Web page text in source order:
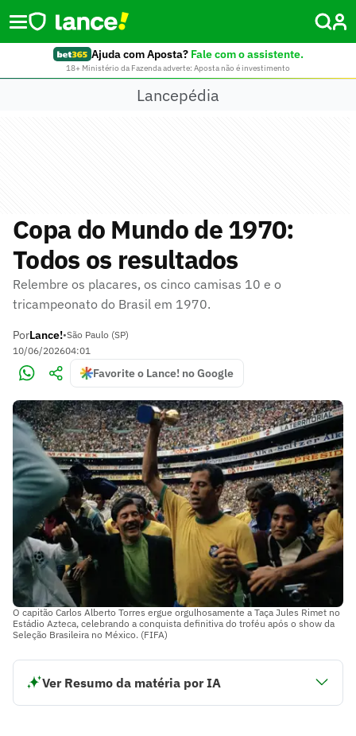
Ajuda com Aposta? Fale com o assistente.
18+ Ministério da Fazenda adverte: Aposta não é investimento
Lancepédia
Copa do Mundo de 1970:
Todos os resultados
Relembre os placares, os cinco camisas 10 e o
tricampeonato do Brasil em 1970.
PorLance!•São Paulo (SP)
10/06/202604:01
Favorite o Lance! no Google
O capitão Carlos Alberto Torres ergue orgulhosamente a Taça Jules Rimet no
Estádio Azteca, celebrando a conquista definitiva do troféu após o show da
Seleção Brasileira no México. (FIFA)
Ver Resumo da matéria por IA